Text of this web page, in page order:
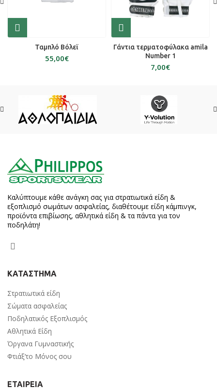
Ταμπλό Βόλεϊ
€
Γάντια τερματοφύλακα amila
Number 1
€
Καλύπτουμε κάθε ανάγκη σας για στρατιωτικά είδη &
εξοπλισμό σωμάτων ασφαλείας, διαθέτουμε είδη κάμπινγκ,
προϊόντα επιβίωσης, αθλητικά είδη & τα πάντα για τον
ποδηλάτη!
ΚΑΤΑΣΤΗΜΑ
Στρατιωτικά είδη
Σώματα ασφαλείας
Ποδηλατικός Εξοπλισμός
Αθλητικά Είδη
Όργανα Γυμναστικής
Φτιάξ’το Μόνος σου
ΕΤΑΙΡΕΙΑ